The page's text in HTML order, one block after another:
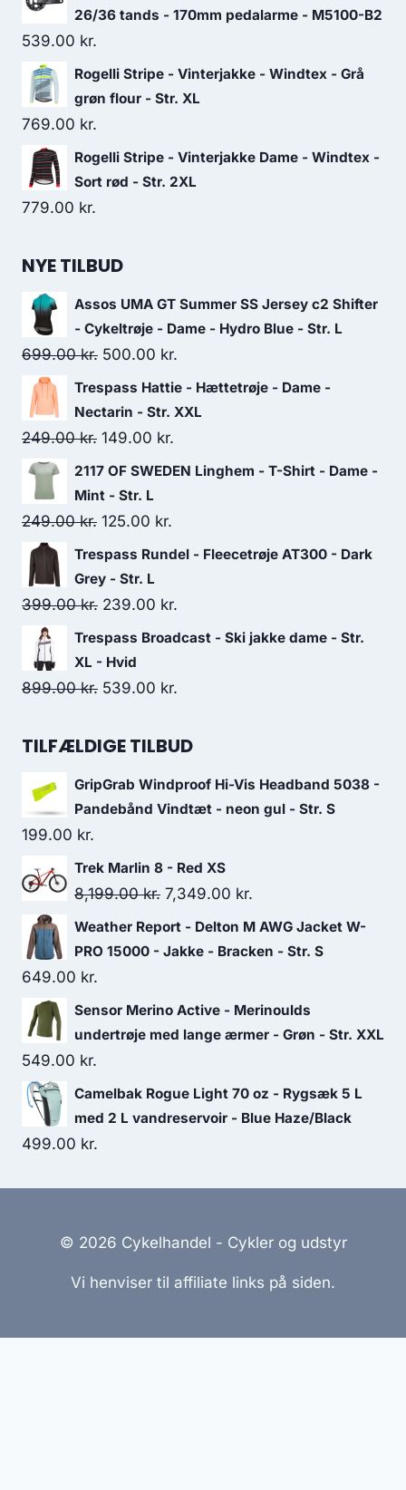
was:
is:
26/36 tands - 170mm pedalarme - M5100-B2
539.00 kr.
Rogelli Stripe - Vinterjakke - Windtex - Grå
grøn flour - Str. XL
769.00 kr.
Rogelli Stripe - Vinterjakke Dame - Windtex -
Sort rød - Str. 2XL
779.00 kr.
NYE TILBUD
Assos UMA GT Summer SS Jersey c2 Shifter
- Cykeltrøje - Dame - Hydro Blue - Str. L
699.00kr. Original
price
was:
699.00 kr..
500.00 kr.
price
is:
Trespass Hattie - Hættetrøje - Dame -
Nectarin - Str. XXL
249.00kr. Original
price
was:
249.00 kr..
149.00 kr.
price
2117 OF SWEDEN Linghem - T-Shirt - Dame -
Mint - Str. L
249.00kr. Original
price
was:
249.00 kr..
125.00 kr.
price
125.00 kr..
Trespass Rundel - Fleecetrøje AT300 - Dark
Grey - Str. L
399.00kr. Original
price
was:
399.00 kr..
239.00 kr.
price
Trespass Broadcast - Ski jakke dame - Str.
XL - Hvid
899.00kr. Original
was:
539.00 kr.
is:
TILFÆLDIGE TILBUD
GripGrab Windproof Hi-Vis Headband 5038 -
Pandebånd Vindtæt - neon gul - Str. S
199.00 kr.
Trek Marlin 8 - Red XS
8,199.00kr. Original
price
was:
7,349.00 kr.
price
is:
Weather Report - Delton M AWG Jacket W-
PRO 15000 - Jakke - Bracken - Str. S
649.00 kr.
Sensor Merino Active - Merinoulds
undertrøje med lange ærmer - Grøn - Str. XXL
549.00 kr.
Camelbak Rogue Light 70 oz - Rygsæk 5 L
med 2 L vandreservoir - Blue Haze/Black
499.00 kr.
© 2026 Cykelhandel - Cykler og udstyr
Vi henviser til affiliate links på siden.